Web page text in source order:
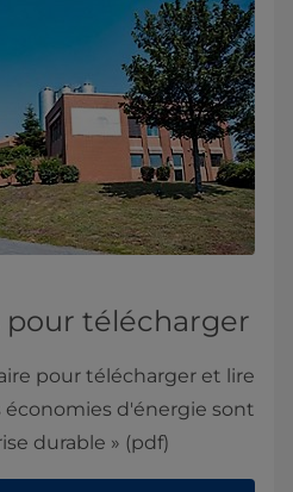
pour télécharger
pour télécharger et lire
économies d'énergie sont
durable » (pdf)